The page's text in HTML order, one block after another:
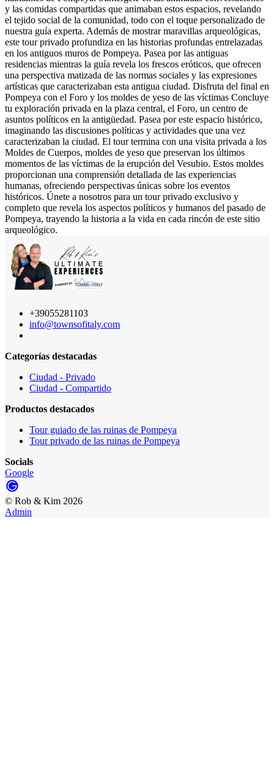
y las comidas compartidas que animaban estos espacios, revelando
el tejido social de la comunidad, todo con el toque personalizado de
nuestra guía experta. Además de mostrar maravillas arqueológicas,
este tour privado profundiza en las historias profundas entrelazadas
en los antiguos muros de Pompeya. Pasea por las antiguas
residencias mientras la guía revela los frescos eróticos, que ofrecen
una perspectiva matizada de las normas sociales y las expresiones
artísticas que caracterizaban esta antigua ciudad. Disfruta del final en
Pompeya con el Foro y los moldes de yeso de las víctimas Concluye
tu exploración privada en la plaza central, el Foro, un centro de
asuntos políticos en la antigüedad. Pasea por este espacio histórico,
imaginando las discusiones políticas y actividades que una vez
caracterizaban la ciudad. El tour termina con una visita privada a los
Moldes de Cuerpos, moldes de yeso que preservan los últimos
momentos de las víctimas de la erupción del Vesubio. Estos moldes
proporcionan una comprensión detallada de las experiencias
humanas, ofreciendo perspectivas únicas sobre los eventos
históricos. Únete a nosotros para un tour privado exclusivo y
completo que revela los aspectos políticos y humanos del pasado de
Pompeya, trayendo la historia a la vida en cada rincón de este sitio
arqueológico.
+39055281103
info@townsofitaly.com
Categorías destacadas
Ciudad - Privado
Ciudad - Compartido
Productos destacados
Tour guiado de las ruinas de Pompeya
Tour privado de las ruinas de Pompeya
Socials
Google
© Rob & Kim 2026
Admin